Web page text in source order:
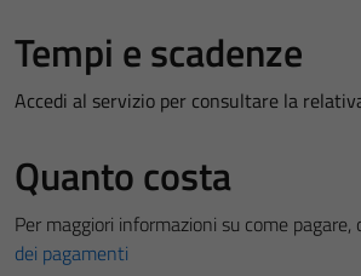
Tempi e scadenze
Accedi al servizio per consultare la
Quanto costa
Per maggiori informazioni su come
dei pagamenti